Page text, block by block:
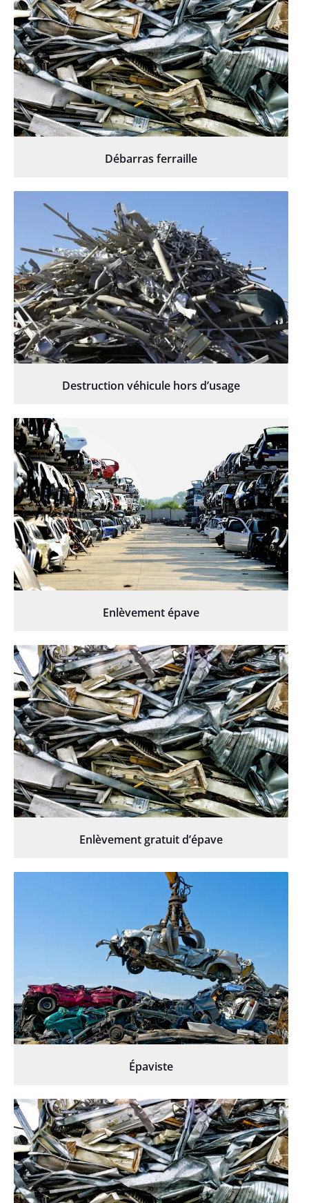
Débarras ferraille
Destruction véhicule hors d’usage
Enlèvement épave
Enlèvement gratuit d’épave
Épaviste